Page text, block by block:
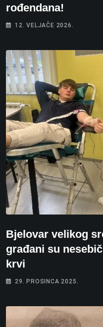
rođendana!
12. VELJAČE 2026.
Bjelovar velikog
građani su
krvi
29. PROSINCA 2025.